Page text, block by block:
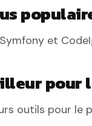
et
pour
outils pour le